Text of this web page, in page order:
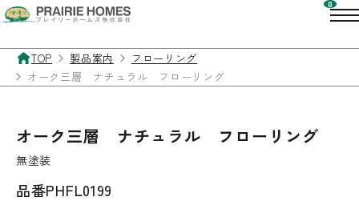
TOP 製品案内
フローリング
オーク三層 ナチュラル フローリング
オーク三層 ナチュラル フローリング
無塗装
品番PHFL0199